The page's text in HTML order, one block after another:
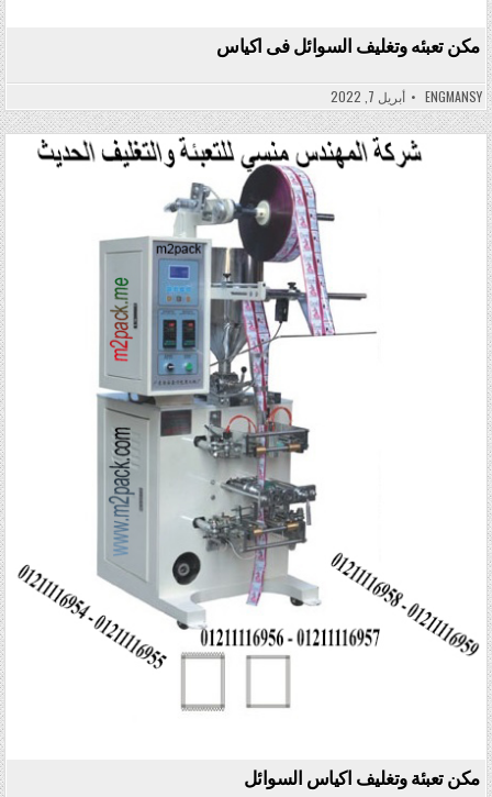
مكن تعبئه وتغليف السوائل فى اكياس
ENGMANSY أبريل 7, 2022
مكن تعبئة وتغليف اكياس السوائل